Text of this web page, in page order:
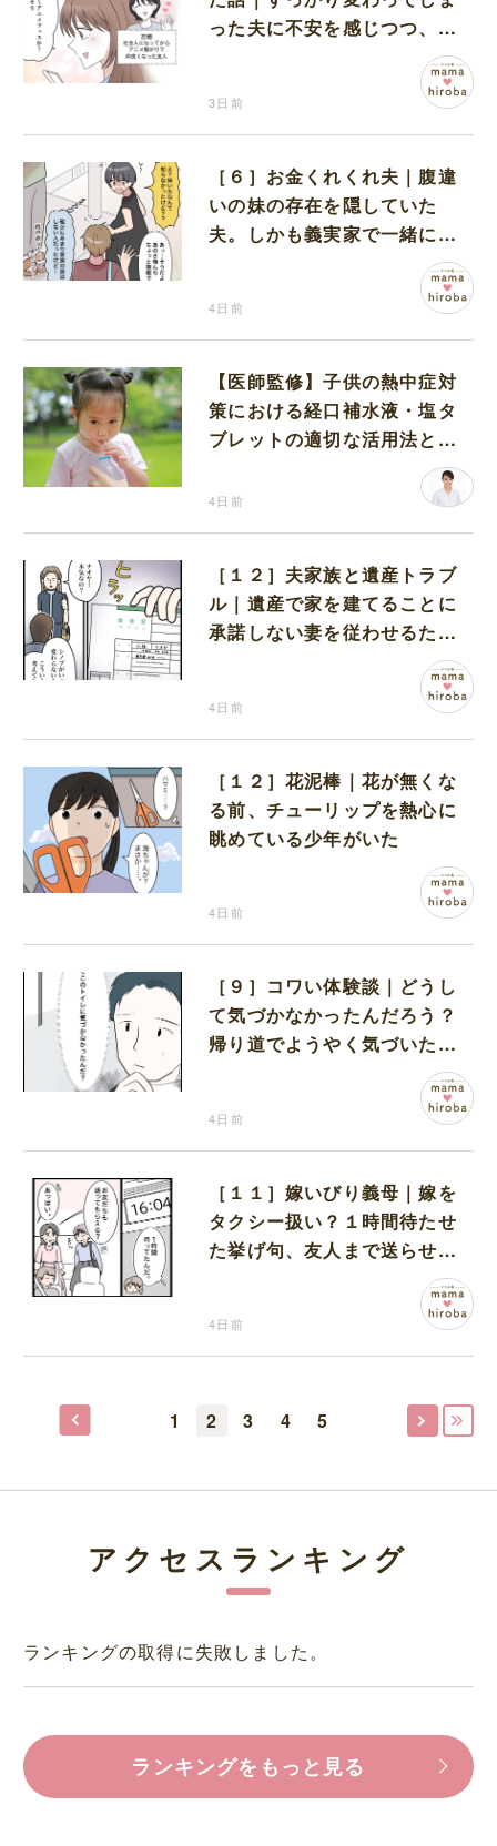
った夫に不安を感じつつ、友
人から誘われたアニメフェス
3日前
［６］お金くれくれ夫｜腹違
いの妹の存在を隠していた
夫。しかも義実家で一緒に暮
らすことになり困惑する妻
4日前
【医師監修】子供の熱中症対
策における経口補水液・塩タ
ブレットの適切な活用法と水
4日前
［１２］夫家族と遺産トラブ
ル｜遺産で家を建てることに
承諾しない妻を従わせるため
に夫が取り出したのは離婚届
4日前
［１２］花泥棒｜花が無くな
る前、チューリップを熱心に
眺めている少年がいた
4日前
［９］コワい体験談｜どうし
て気づかなかったんだろう？
帰り道でようやく気づいた近
いトイレの存在に首を傾げる
4日前
［１１］嫁いびり義母｜嫁を
タクシー扱い？１時間待たせ
た挙げ句、友人まで送らせる
4日前
1 2 3 4 5
アクセスランキング
ランキングの取得に失敗しました。
ランキングをもっと見る